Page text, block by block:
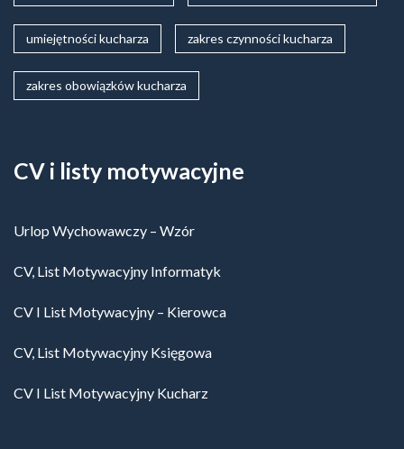
umiejętności kucharza zakres czynności kucharza
zakres obowiązków kucharza
CV i listy motywacyjne
Urlop Wychowawczy – Wzór
CV, List Motywacyjny Informatyk
CV I List Motywacyjny – Kierowca
CV, List Motywacyjny Księgowa
CV I List Motywacyjny Kucharz